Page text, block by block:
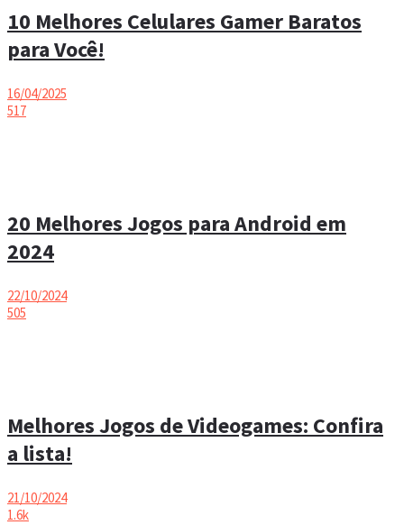
10 Melhores Celulares Gamer Baratos
para Você!
16/04/2025
517
20 Melhores Jogos para Android em
2024
22/10/2024
505
Melhores Jogos de Videogames: Confira
a lista!
21/10/2024
1.6k